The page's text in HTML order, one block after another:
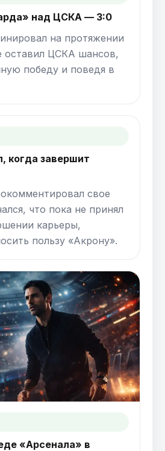
над ЦСКА — 3:0
на протяжении
оставил ЦСКА шансов,
победу и поведя в
когда завершит
свое
что пока не принял
карьеры,
пользу «Акрону».
«Арсенала» в